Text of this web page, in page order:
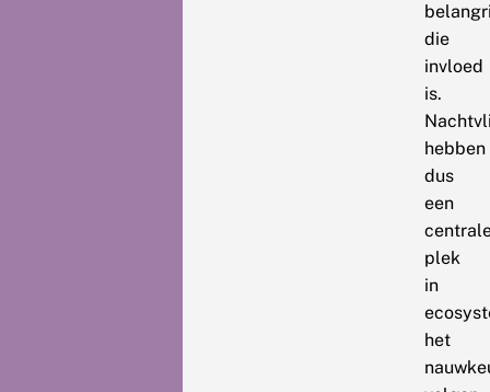
die
invloed
is.
hebben
dus
een
plek
in
het